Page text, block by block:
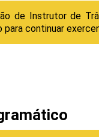
de Instrutor de
continuar